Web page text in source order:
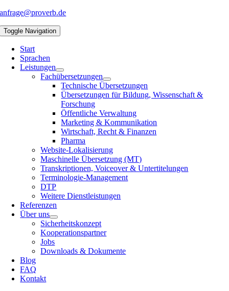
anfrage@proverb.de
Toggle Navigation
Start
Sprachen
Leistungen
Fachübersetzungen
Technische Übersetzungen
Übersetzungen für Bildung, Wissenschaft &
Forschung
Öffentliche Verwaltung
Marketing & Kommunikation
Wirtschaft, Recht & Finanzen
Pharma
Website-Lokalisierung
Maschinelle Übersetzung (MT)
Transkriptionen, Voiceover & Untertitelungen
Terminologie-Management
DTP
Weitere Dienstleistungen
Referenzen
Über uns
Sicherheitskonzept
Kooperationspartner
Jobs
Downloads & Dokumente
Blog
FAQ
Kontakt